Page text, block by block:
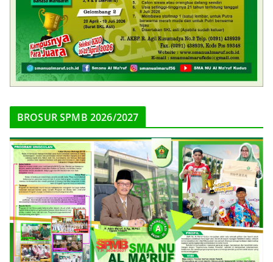
BROSUR SPMB 2026/2027